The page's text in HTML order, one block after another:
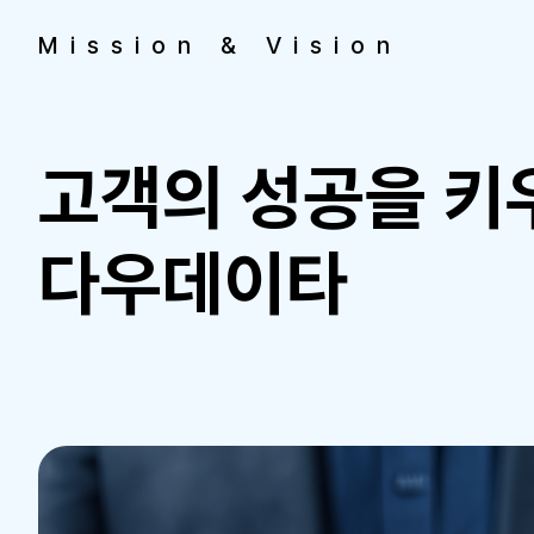
Mission & Vision
고객의 성공을 키
다우데이타